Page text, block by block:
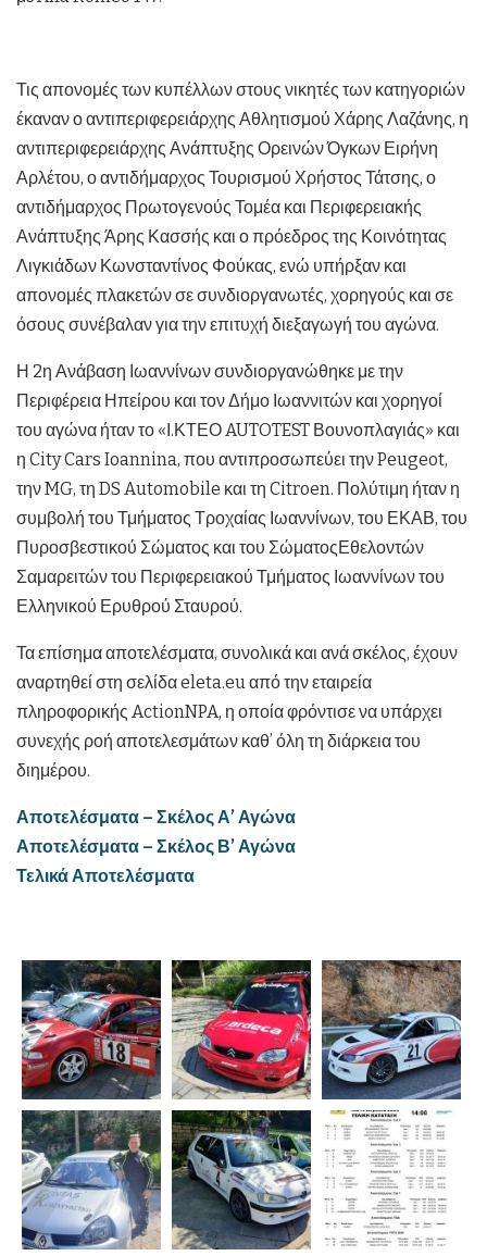
Τις απονομές των κυπέλλων στους νικητές των κατηγοριών
έκαναν ο αντιπεριφερειάρχης Αθλητισμού Χάρης Λαζάνης, η
αντιπεριφερειάρχης Ανάπτυξης Ορεινών Όγκων Ειρήνη
Αρλέτου, ο αντιδήμαρχος Τουρισμού Χρήστος Τάτσης, ο
αντιδήμαρχος Πρωτογενούς Τομέα και Περιφερειακής
Ανάπτυξης Άρης Κασσής και ο πρόεδρος της Κοινότητας
Λιγκιάδων Κωνσταντίνος Φούκας, ενώ υπήρξαν και
απονομές πλακετών σε συνδιοργανωτές, χορηγούς και σε
όσους συνέβαλαν για την επιτυχή διεξαγωγή του αγώνα.
Η 2η Ανάβαση Ιωαννίνων συνδιοργανώθηκε με την
Περιφέρεια Ηπείρου και τον Δήμο Ιωαννιτών και χορηγοί
του αγώνα ήταν το «Ι.ΚΤΕΟ AUTOTEST Βουνοπλαγιάς» και
η City Cars Ioannina, που αντιπροσωπεύει την Peugeot,
την MG, τη DS Automobile και τη Citroen. Πολύτιμη ήταν η
συμβολή του Τμήματος Τροχαίας Ιωαννίνων, του ΕΚΑΒ, του
Πυροσβεστικού Σώματος και του ΣώματοςΕθελοντών
Σαμαρειτών του Περιφερειακού Τμήματος Ιωαννίνων του
Ελληνικού Ερυθρού Σταυρού.
Τα επίσημα αποτελέσματα, συνολικά και ανά σκέλος, έχουν
αναρτηθεί στη σελίδα eleta.eu από την εταιρεία
πληροφορικής ActionNPA, η οποία φρόντισε να υπάρχει
συνεχής ροή αποτελεσμάτων καθ’ όλη τη διάρκεια του
διημέρου.
Αποτελέσματα – Σκέλος Α’ Αγώνα
Αποτελέσματα – Σκέλος Β’ Αγώνα
Τελικά Αποτελέσματα